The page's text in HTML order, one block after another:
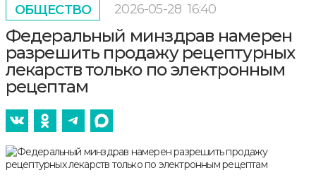
ОБЩЕСТВО 2026-05-28 16:40
Федеральный минздрав намерен
разрешить продажу рецептурных
лекарств только по электронным
рецептам